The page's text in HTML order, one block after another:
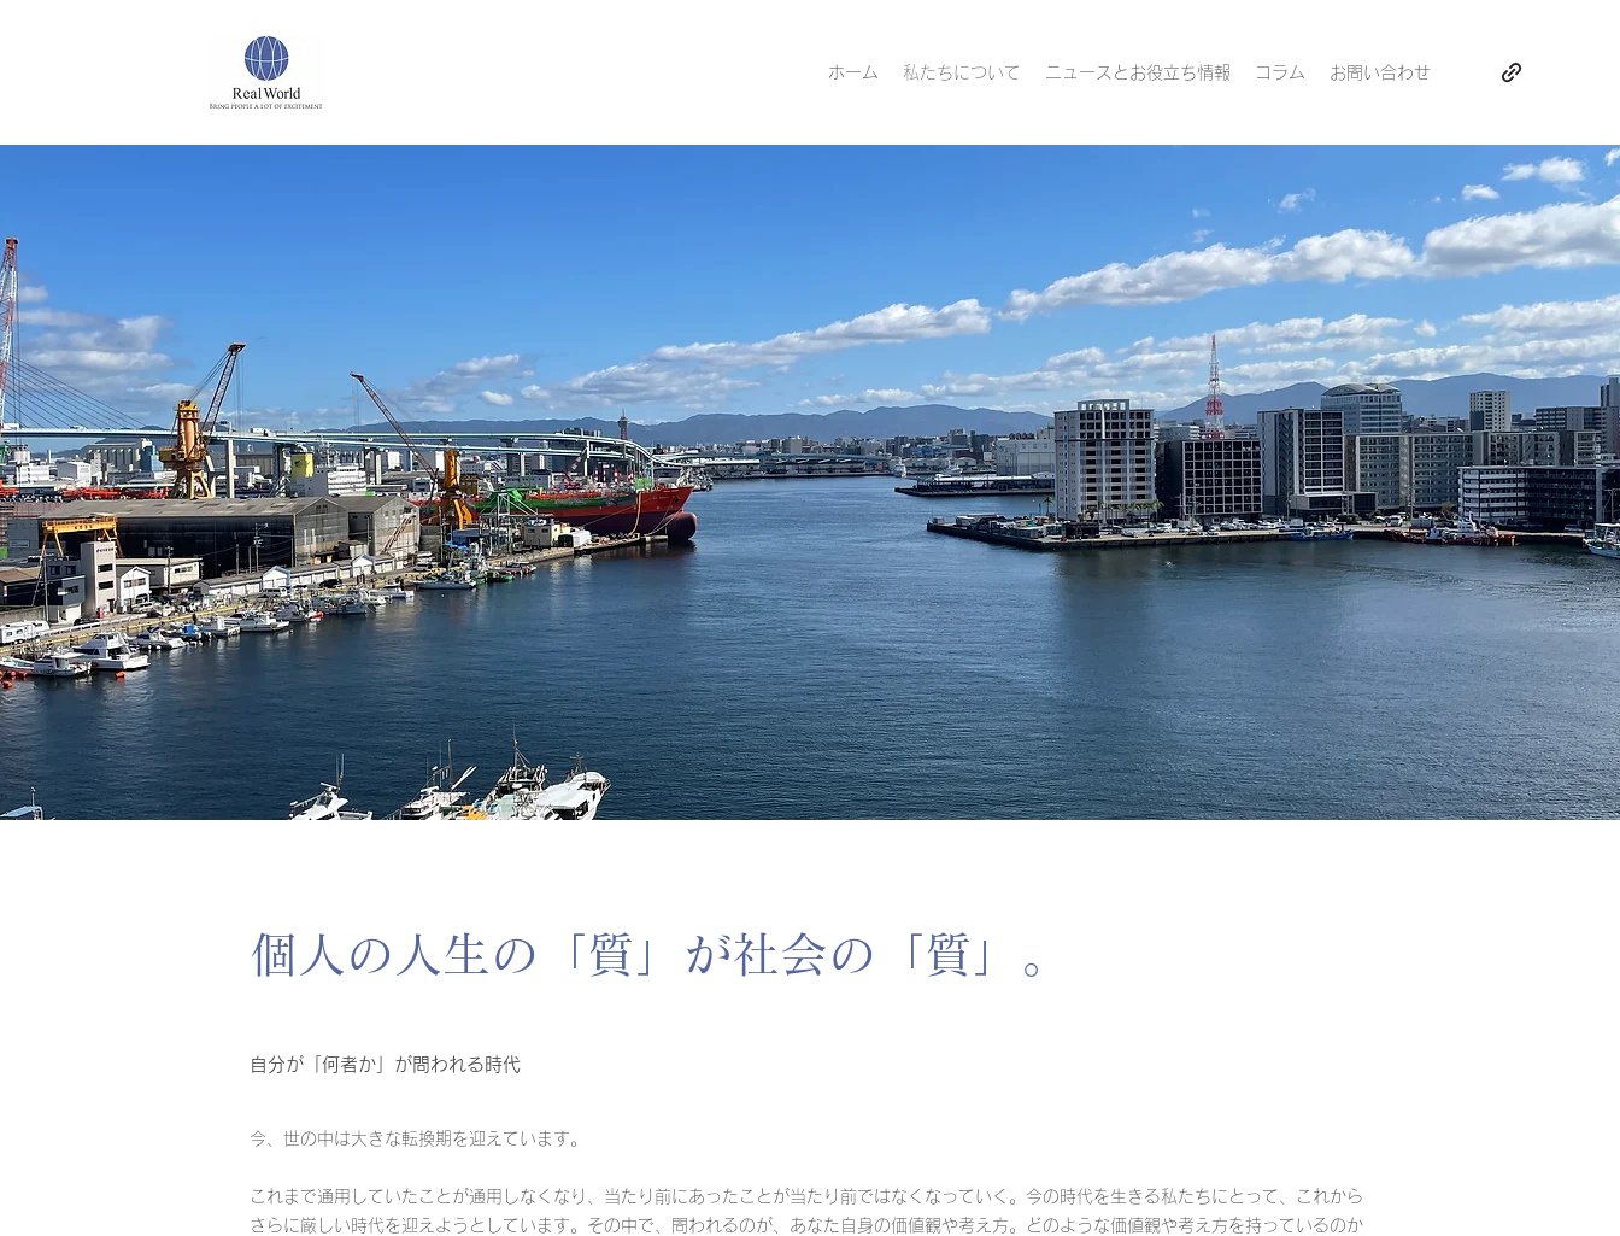
ホーム 私たちについて ニュースとお役立ち情報 コラム お問い合わせ
個人の人生の「質」が社会の「質」。
​自分が「何者か」が問われる時代
今、世の中は大きな転換期を迎えています。
これまで通用していたことが通用しなくなり、当たり前にあったことが当たり前ではなくなっていく。今の時代を生きる私たちにとって、これから
さらに厳しい時代を迎えようとしています。その中で、問われるのが、あなた自身の価値観や考え方。どのような価値観や考え方を持っているのか